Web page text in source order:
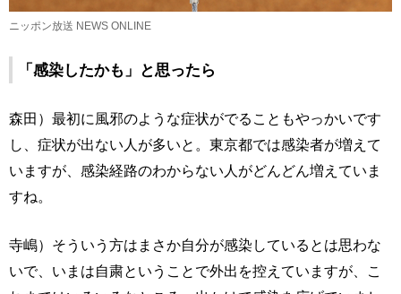
ニッポン放送 NEWS ONLINE
「感染したかも」と思ったら
森田）最初に風邪のような症状がでることもやっかいです
し、症状が出ない人が多いと。東京都では感染者が増えて
いますが、感染経路のわからない人がどんどん増えていま
すね。
寺嶋）そういう方はまさか自分が感染しているとは思わな
いで、いまは自粛ということで外出を控えていますが、こ